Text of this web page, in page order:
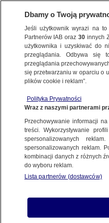
TRÓJMIASTO
Chcieli ich
Oprac.Natalia
16.06.2026, 11:54
Posłuchaj artykułu
Czyta lektor AI
Dbamy o Twoją
Jeśli użytkownik wyrazi na
Partnerów IAB oraz30 innych
użytkownika i uzyskiwać do
przeglądania. Odbywa się
przeglądania
się przetwarzaniu w oparciu o
plików cookie i reklam”.
Polityka Prywatności
Wraz z naszymi partnerami
Przechowywanie informacji
treści. Wykorzystywanie
spersonalizowanych
spersonalizowanych reklam.
kombinacji danych z różnych
do wyboru reklam.
Lista partnerów (dostawców)